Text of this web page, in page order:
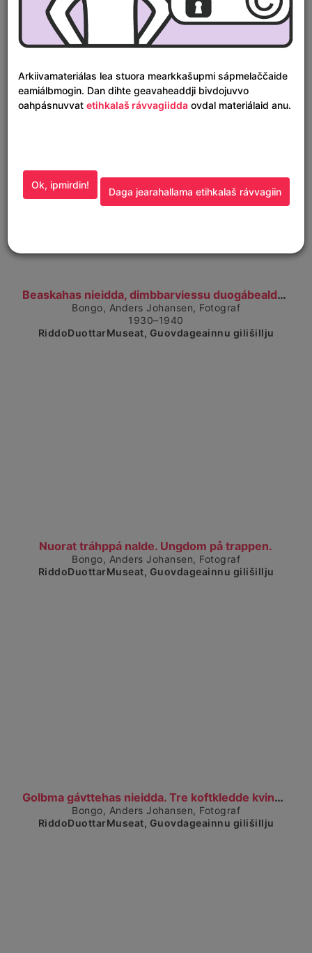
Nissonolmmoš nieiddažiin.. Kvinne med barn. (1930–...
Čájet dárkkes dieđuid
RiddoDuottarMuseat, Guovdageainnu gilišillju
Beaskahas nieidda, dimbbarviessu duogábealde. To k...
Čájet dárkkes dieđuid
Bongo, Anders Johansen, Fotograf
1930–1940
RiddoDuottarMuseat, Guovdageainnu gilišillju
Nuorat tráhppá nalde. Ungdom på trappen.
Čájet dárkkes dieđuid
Bongo, Anders Johansen, Fotograf
RiddoDuottarMuseat, Guovdageainnu gilišillju
Golbma gávttehas nieidda. Tre koftkledde kvinner....
Čájet dárkkes dieđuid
Bongo, Anders Johansen, Fotograf
RiddoDuottarMuseat, Guovdageainnu gilišillju
Arkiivamateriálas lea stuora mearkkašupmi sápmelaččaide
eamiálbmogin. Dan dihte geavaheaddji bivdojuvvo
oahpásnuvvat etihkalaš rávvagiidda ovdal materiálaid anu.
Ok, ipmirdin!
Daga jearahallama etihkalaš rávvagiin